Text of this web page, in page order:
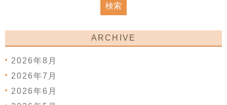
ARCHIVE
2026年8月
2026年7月
2026年6月